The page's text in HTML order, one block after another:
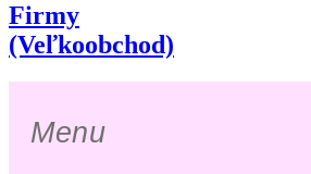
Firmy
(Veľkoobchod)
Menu